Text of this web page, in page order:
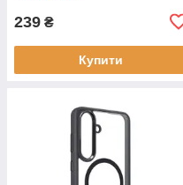
239 ₴
Купити